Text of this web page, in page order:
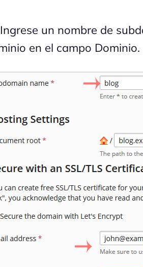
un nombre de
en el campo Dominio.